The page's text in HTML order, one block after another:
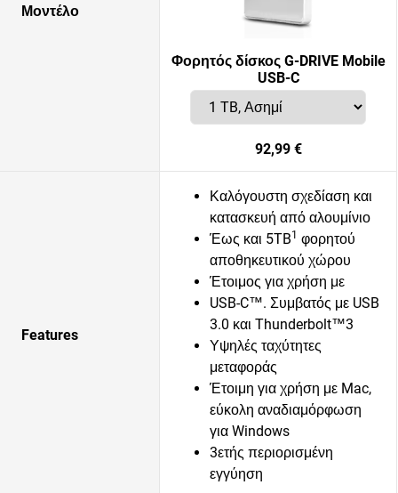
Μοντέλο
Φορητός δίσκος G-DRIVE Mobile
USB-C
92,99 €
Features
Καλόγουστη σχεδίαση και
κατασκευή από αλουμίνιο
Έως και 5TB1 φορητού
αποθηκευτικού χώρου
Έτοιμος για χρήση με
USB-C™. Συμβατός με USB
3.0 και Thunderbolt™3
Υψηλές ταχύτητες
μεταφοράς
Έτοιμη για χρήση με Mac,
εύκολη αναδιαμόρφωση
για Windows
3ετής περιορισμένη
εγγύηση